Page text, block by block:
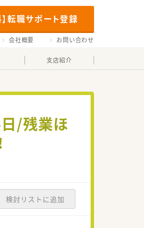
】転職サポート登録
会社概要 お問い合わせ
支店紹介
/残業ほ
検討リストに追加